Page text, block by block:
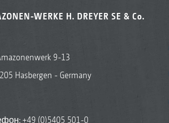
WERKE H. DREYER SE & Co.
9-13
Hasbergen - Germany
+49 (0)5405 501-0